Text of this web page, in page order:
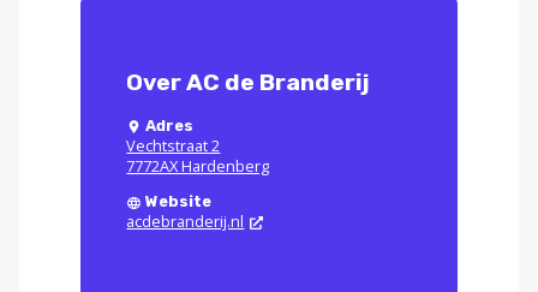
Over AC de Branderij
Adres
Vechtstraat 2
7772AX Hardenberg
Website
acdebranderij.nl